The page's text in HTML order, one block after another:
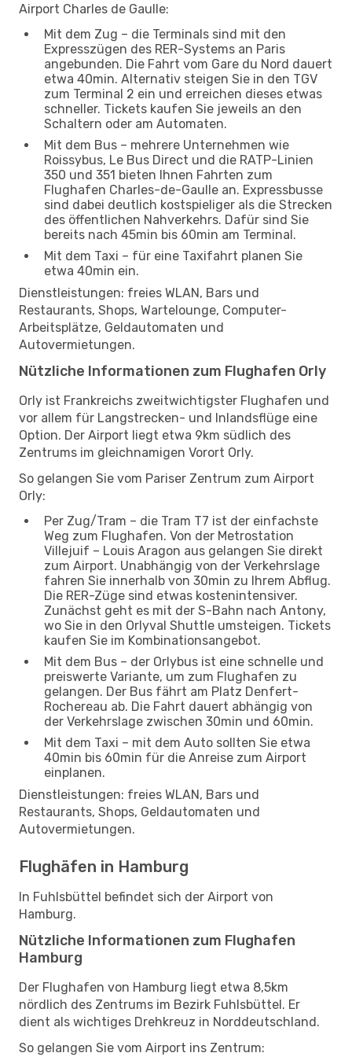
Airport Charles de Gaulle:
Mit dem Zug – die Terminals sind mit den
Expresszügen des RER-Systems an Paris
angebunden. Die Fahrt vom Gare du Nord dauert
etwa 40min. Alternativ steigen Sie in den TGV
zum Terminal 2 ein und erreichen dieses etwas
schneller. Tickets kaufen Sie jeweils an den
Schaltern oder am Automaten.
Mit dem Bus – mehrere Unternehmen wie
Roissybus, Le Bus Direct und die RATP-Linien
350 und 351 bieten Ihnen Fahrten zum
Flughafen Charles-de-Gaulle an. Expressbusse
sind dabei deutlich kostspieliger als die Strecken
des öffentlichen Nahverkehrs. Dafür sind Sie
bereits nach 45min bis 60min am Terminal.
Mit dem Taxi – für eine Taxifahrt planen Sie
etwa 40min ein.
Dienstleistungen: freies WLAN, Bars und
Restaurants, Shops, Wartelounge, Computer-
Arbeitsplätze, Geldautomaten und
Autovermietungen.
Nützliche Informationen zum Flughafen Orly
Orly ist Frankreichs zweitwichtigster Flughafen und
vor allem für Langstrecken- und Inlandsflüge eine
Option. Der Airport liegt etwa 9km südlich des
Zentrums im gleichnamigen Vorort Orly.
So gelangen Sie vom Pariser Zentrum zum Airport
Orly:
Per Zug/Tram – die Tram T7 ist der einfachste
Weg zum Flughafen. Von der Metrostation
Villejuif – Louis Aragon aus gelangen Sie direkt
zum Airport. Unabhängig von der Verkehrslage
fahren Sie innerhalb von 30min zu Ihrem Abflug.
Die RER-Züge sind etwas kostenintensiver.
Zunächst geht es mit der S-Bahn nach Antony,
wo Sie in den Orlyval Shuttle umsteigen. Tickets
kaufen Sie im Kombinationsangebot.
Mit dem Bus – der Orlybus ist eine schnelle und
preiswerte Variante, um zum Flughafen zu
gelangen. Der Bus fährt am Platz Denfert-
Rochereau ab. Die Fahrt dauert abhängig von
der Verkehrslage zwischen 30min und 60min.
Mit dem Taxi – mit dem Auto sollten Sie etwa
40min bis 60min für die Anreise zum Airport
einplanen.
Dienstleistungen: freies WLAN, Bars und
Restaurants, Shops, Geldautomaten und
Autovermietungen.
Flughäfen in Hamburg
In Fuhlsbüttel befindet sich der Airport von
Hamburg.
Nützliche Informationen zum Flughafen
Hamburg
Der Flughafen von Hamburg liegt etwa 8,5km
nördlich des Zentrums im Bezirk Fuhlsbüttel. Er
dient als wichtiges Drehkreuz in Norddeutschland.
So gelangen Sie vom Airport ins Zentrum: